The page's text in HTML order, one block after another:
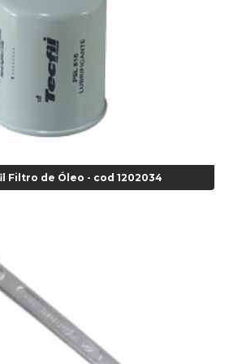
00853
20 grs - cod 03640
- Cod 02978
Caminhão - COD. 02342
- Caminhão - Cod 01909
- Moto - cod 02973
Vipal - Cod 02558
3.3/8 pol x 6.1/2 pol - cod 00977
Internos - Cod 00892
- Cod 02911
Filtro de Óleo - cod 1202034